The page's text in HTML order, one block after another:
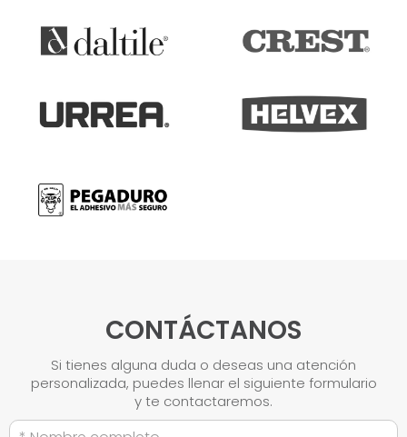
CONTÁCTANOS
Si tienes alguna duda o deseas una atención
personalizada, puedes llenar el siguiente formulario
y te contactaremos.